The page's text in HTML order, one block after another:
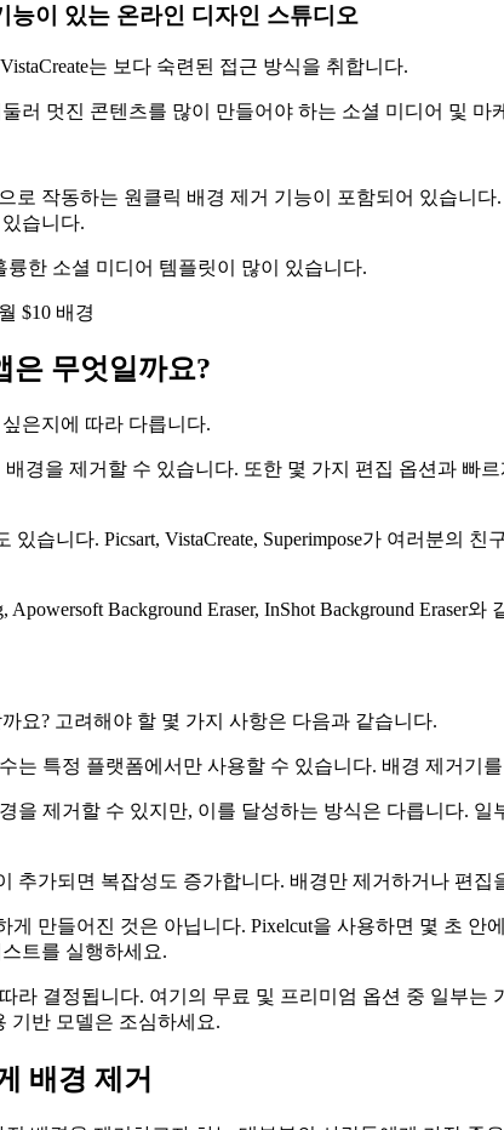
능이 있는 온라인 디자인 스튜디오
는 보다 숙련된 접근 방식을 취합니다.
러 멋진 콘텐츠를 많이 만들어야 하는 소셜 미디어 및 마
로 작동하는 원클릭 배경 제거 기능이 포함되어 있습니
습니다.
륭한 소셜 미디어 템플릿이 많이 있습니다.
$10 배경
은 무엇일까요?
은지에 따라 다릅니다.
배경을 제거할 수 있습니다. 또한 몇 가지 편집 옵션과
있습니다. Picsart, VistaCreate, Superimpose가 여러분
Apowersoft Background Eraser, InShot Background
요? 고려해야 할 몇 가지 사항은 다음과 같습니다.
는 특정 플랫폼에서만 사용할 수 있습니다. 배경 제거기
을 제거할 수 있지만, 이를 달성하는 방식은 다릅니다.
추가되면 복잡성도 증가합니다. 배경만 제거하거나 편
게 만들어진 것은 아닙니다. Pixelcut을 사용하면 몇 초
트를 실행하세요.
라 결정됩니다. 여기의 무료 및 프리미엄 옵션 중 일부
기반 모델은 조심하세요.
배경 제거